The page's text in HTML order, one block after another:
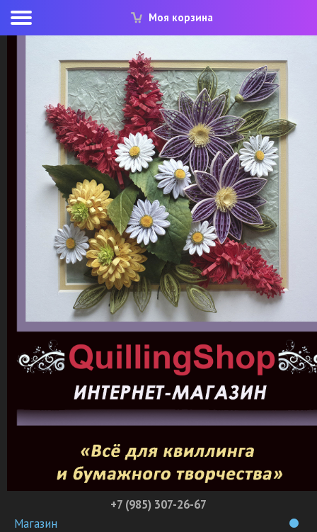
Моя корзина
+7 (985) 307-26-67
Магазин